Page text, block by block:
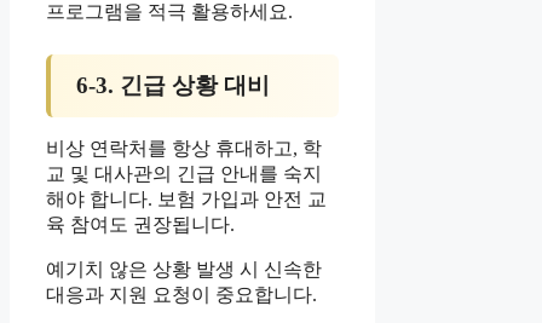
프로그램을 적극 활용하세요.
6-3. 긴급 상황 대비
비상 연락처를 항상 휴대하고, 학
교 및 대사관의 긴급 안내를 숙지
해야 합니다. 보험 가입과 안전 교
육 참여도 권장됩니다.
예기치 않은 상황 발생 시 신속한
대응과 지원 요청이 중요합니다.